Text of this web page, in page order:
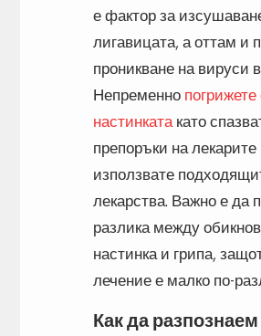
е фактор за
лигавицата, а оттам и
проникване на вируси
Непременно погрижете
настинкатакато
препоръки на лекарите
използвате
лекарства. Важно е да
разлика между
настинка и грипа,
лечение е малко по-
Как да